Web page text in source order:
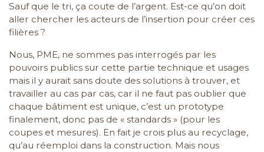
Sauf que le tri, ça coute de l’argent. Est-ce qu’on doit
aller chercher les acteurs de l’insertion pour créer ces
filières ?
Nous, PME, ne sommes pas interrogés par les
pouvoirs publics sur cette partie technique et usages
mais il y aurait sans doute des solutions à trouver, et
travailler au cas par cas, car il ne faut pas oublier que
chaque bâtiment est unique, c’est un prototype
finalement, donc pas de « standards » (pour les
coupes et mesures). En fait je crois plus au recyclage,
qu’au réemploi dans la construction. Mais nous